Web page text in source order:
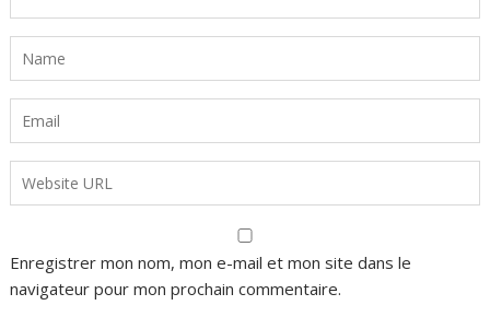
Enregistrer mon nom, mon e-mail et mon site dans le
navigateur pour mon prochain commentaire.